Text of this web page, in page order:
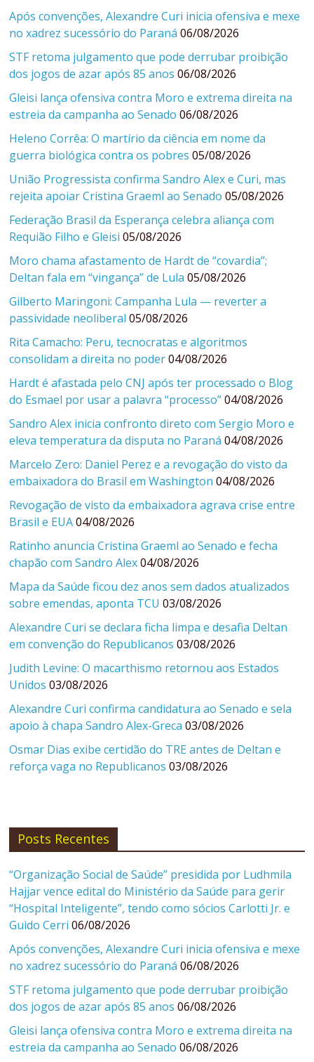
Após convenções, Alexandre Curi inicia ofensiva e mexe
no xadrez sucessório do Paraná 06/08/2026
STF retoma julgamento que pode derrubar proibição
dos jogos de azar após 85 anos 06/08/2026
Gleisi lança ofensiva contra Moro e extrema direita na
estreia da campanha ao Senado 06/08/2026
Heleno Corrêa: O martírio da ciência em nome da
guerra biológica contra os pobres 05/08/2026
União Progressista confirma Sandro Alex e Curi, mas
rejeita apoiar Cristina Graeml ao Senado 05/08/2026
Federação Brasil da Esperança celebra aliança com
Requião Filho e Gleisi 05/08/2026
Moro chama afastamento de Hardt de “covardia”;
Deltan fala em “vingança” de Lula 05/08/2026
Gilberto Maringoni: Campanha Lula — reverter a
passividade neoliberal 05/08/2026
Rita Camacho: Peru, tecnocratas e algoritmos
consolidam a direita no poder 04/08/2026
Hardt é afastada pelo CNJ após ter processado o Blog
do Esmael por usar a palavra “processo” 04/08/2026
Sandro Alex inicia confronto direto com Sergio Moro e
eleva temperatura da disputa no Paraná 04/08/2026
Marcelo Zero: Daniel Perez e a revogação do visto da
embaixadora do Brasil em Washington 04/08/2026
Revogação de visto da embaixadora agrava crise entre
Brasil e EUA 04/08/2026
Ratinho anuncia Cristina Graeml ao Senado e fecha
chapão com Sandro Alex 04/08/2026
Mapa da Saúde ficou dez anos sem dados atualizados
sobre emendas, aponta TCU 03/08/2026
Alexandre Curi se declara ficha limpa e desafia Deltan
em convenção do Republicanos 03/08/2026
Judith Levine: O macarthismo retornou aos Estados
Unidos 03/08/2026
Alexandre Curi confirma candidatura ao Senado e sela
apoio à chapa Sandro Alex-Greca 03/08/2026
Osmar Dias exibe certidão do TRE antes de Deltan e
reforça vaga no Republicanos 03/08/2026
Posts Recentes
“Organização Social de Saúde” presidida por Ludhmila
Hajjar vence edital do Ministério da Saúde para gerir
“Hospital Inteligente”, tendo como sócios Carlotti Jr. e
Guido Cerri 06/08/2026
Após convenções, Alexandre Curi inicia ofensiva e mexe
no xadrez sucessório do Paraná 06/08/2026
STF retoma julgamento que pode derrubar proibição
dos jogos de azar após 85 anos 06/08/2026
Gleisi lança ofensiva contra Moro e extrema direita na
estreia da campanha ao Senado 06/08/2026